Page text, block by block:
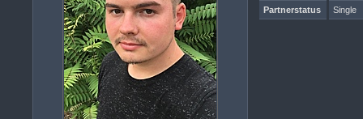
Partnerstatus
Single